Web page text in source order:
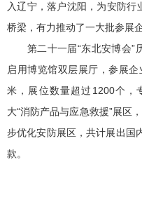
入辽宁，落户沈阳，为安防
桥梁，有力推动了一大批参展
第二十一届“东北安博会”
启用博览馆双层展厅，参展
米，展位数量超过1200个，
大“消防产品与应急救援”展区
步优化安防展区，共计展出国
款。